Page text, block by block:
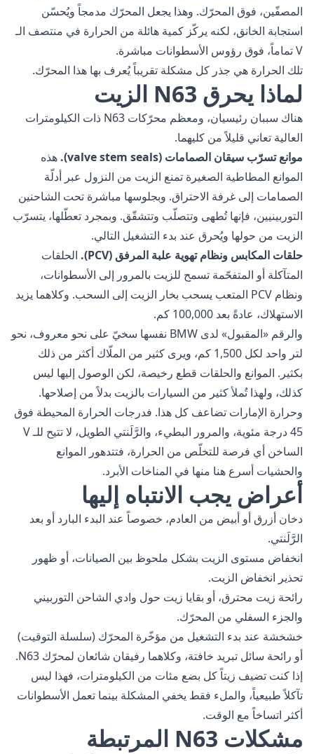
المصفّين، فوق المحرّك. وهذا يجعل المحرّك مدمجاً ويُحسّن
استجابة الخانق، لكنه يركّز كمية هائلة من الحرارة في منتصف الـ
V تماماً، فوق رؤوس الأسطوانات مباشرة.
تلك الحرارة هي جذر كل مشكلة تقريباً يُعرف بها هذا المحرّك.
لماذا يحرق N63 الزيت
هناك سببان رئيسيان، ومعظم محرّكات N63 ذات الكيلومترات
العالية تعاني قليلاً من كليهما.
موانع تسرّب سيقان الصمامات (valve stem seals).
هذه
الموانع المطاطية الصغيرة تمنع الزيت من النزول عبر أدلّة
الصمامات إلى غرفة الاحتراق. وبجلوسها مباشرة تحت الشاحنين
التوربينيين، فإنها تُطهى وتتصلّب وتتشقّق. وبمجرد تعطّلها، يتسرّب
الزيت من حولها ويُحرق عند بدء التشغيل التالي.
حلقات المكابس ونظام تهوية علبة المرفق (PCV).
الحلقات
المتآكلة أو المتفحّمة تسمح للزيت بالمرور إلى الأسطوانات،
ونظام PCV المتعب يسحب بخار الزيت إلى السحب. وكلاهما يزيد
الاستهلاك، عادةً بعد 100,000 كم.
والرقم «المقبول» لدى BMW نفسها سخيّ على نحو معروف، نحو
لتر واحد لكل 1,500 كم، ويرى كثير من الملّاك أكثر من ذلك
بكثير. الموانع والحلقات قطع رخيصة، لكن الوصول إليها ليس
كذلك، ولهذا تُملأ كثير من السيارات بالزيت بدلاً من إصلاحها.
وحرارة الإمارات تضاعف كل هذا. فدرجات الحرارة المحيطة فوق
45 درجة مئوية، والمرور البطيء، والرَّلَنتي الطويل، لا تتيح للـ V
الساخن أي فرصة للتخلّص من الحرارة، فتتدهور الموانع
والحشيات أسرع هنا منها في المناخات الأبرد.
أعراض يجب الانتباه إليها
دخان أزرق أو أبيض من العادم، خصوصاً عند البدء البارد أو بعد
الرَّلَنتي.
انخفاض مستوى الزيت بشكل ملحوظ بين الصيانات، أو ظهور
تحذير انخفاض الزيت.
رائحة زيت محترق، أو بقايا زيت حول وادي الشاحن التوربيني
والجزء السفلي من المحرّك.
خشخشة عند بدء التشغيل من مؤخّرة المحرّك (سلسلة التوقيت)
أو رائحة سائل تبريد خافتة، وكلاهما رفيقان شائعان لمحرّك N63.
إذا كنت تضيف زيتاً كل بضع مئات من الكيلومترات، فهذا ليس
تآكلاً طبيعياً، والملء فقط يخفي المشكلة بينما تعمل الأسطوانات
أكثر اتساخاً مع الوقت.
مشكلات N63 المرتبطة